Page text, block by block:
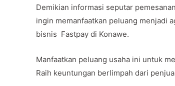
Demikian informasi seputar
ingin memanfaatkan peluang menjadi
bisnis Fastpay di Konawe.
Manfaatkan peluang usaha ini untuk
Raih keuntungan berlimpah dari